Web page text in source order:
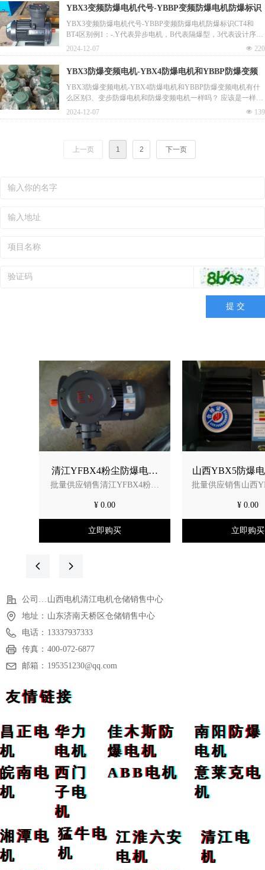
提 交
第2部分:由隔爆外壳d保护的设备》3。
环保：符合环保要求，适用于多种工业环境。
YBX5系列电机的应用场景
YBX5系列电机因其出色的性能，被广泛应用于多个行业，包括
但不限于石油化工、煤矿、矿山、港口、电厂和机械工业等。这
些电机主要用于驱动各种通用机械，如风机、压缩机、结水泵、
破碎机、卷扬机、离心机、切削机床和运输机械等，是理想的动
具体应用实例
应用范围
YBX5高原电动机广泛应用于多个工业领域，包括但不限于：
电站：提供稳定的电力输出。
冶金：支持矿石加工和其他冶金过程。
煤矿：在采矿作业中发挥重要作用。
机械：驱动各种机械设备。
石油和化工：在石油开采和化学品生产中不可或缺。
船舶和交通：为船舶推进和交通运输提供动力。
水利和水泥：支持水力发电和水泥生产。
造纸和环保：在纸浆制造和环境保护项目中发挥作用1。
YBX3变频防爆电机代号-YBBP变频防爆电机防爆标识
CT4和BT4区别
YBX3变频防爆电机代号-YBBP变频防爆电机防爆标识CT4和
BT4区别例1：-.Y代表异步电机，B代表隔爆型，3代表设计序
号，即为机座号（以中心高表示），S为短机座（M为中机座，
L是长框），W是户外。模型中代码的含义：Y-代表“异步”异步
电动机； B-代表“防爆”，YB代表隔爆异步电动机； A-代表增安
型防爆，YA代表增安型异步电动机，YA、YB属于“防爆”型电
넶 220
2024-12-07
YBX3防爆变频电机-YBX4防爆电机和YBBP防爆变频
电机有什么区别
YBX3防爆变频电机-YBX4防爆电机和YBBP防爆变频电机有什
么区别3、变步防爆电机和防爆变频电机一样吗？ 应该是一样
的，都是具有防爆和变频特性的电机。不同的厂家有不同的叫
法，都可以满足变频防爆的需要。上虞东兴专业生产减速电机，
넶 139
2024-12-07
上一页 1 2 下一页
清江YFBX4粉尘防爆电机
销售山西YBBP变频粉尘防
爆电机防爆等级不同应用
场景不同
批量供应销售清江YFBX4粉尘
场景不同若你的使用场景是粮
食厂粉碎工段、制药车间混合
在大量悬浮可燃粉尘的20/21区
度≤135°C双重机制阻断粉尘引
燃路径147；
若现场同时存在可燃气体泄漏
散），且需宽频调速，则
YBBP（ExdIIBT4）更合适，
与表面温度的影响35
¥ 0.00
立即购买
山西YBX5防爆
江YBX5一级能
以互换替代国
批量供应销售山西
选型看场景：若用
煤矿、焦化厂设备
¥ 0.00
立即购买
넳 넲
公司名称：
山西电机清江电机仓储销售中心
地址： 山东济南天桥区仓储销售中心
电话： 13337937333
传真： 400-072-6877
邮箱： 195351230@qq.com
昌正电
机
华力
电机
佳木斯防
爆电机
南阳防爆
电机
皖南电
机
西门
子电
机
ABB电机
友情链接
意莱克电
机
湘潭电
机
猛牛电
机
江淮六安
电机
清江电
机